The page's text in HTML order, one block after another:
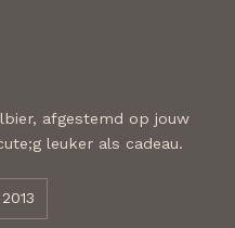
afgestemd op jouw
leuker als cadeau.